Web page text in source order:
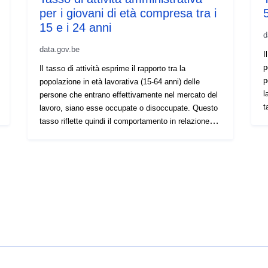
per i giovani di età compresa tra i
15 e i 24 anni
data.gov.be
Il tasso di attività esprime il rapporto tra la
popolazione in età lavorativa (15-64 anni) delle
persone che entrano effettivamente nel mercato del
lavoro, siano esse occupate o disoccupate. Questo
tasso riflette quindi il comportamento in relazione al